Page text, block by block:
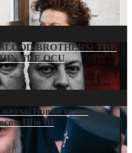
BROTHERS: THE
THE OCU
жезла: Новий шлях
Шіо III